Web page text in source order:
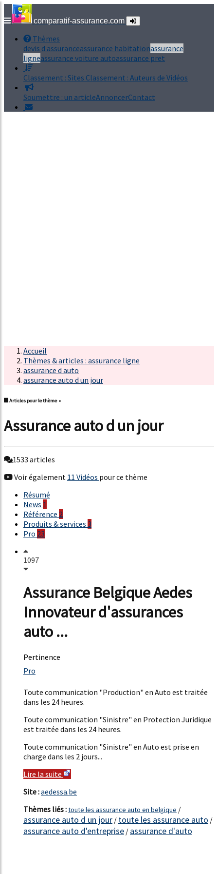
comparatif-assurance.com
Thèmes
devis d assuranceassurance habitationassurance
ligneassurance voiture autoassurance pret
Classement : Sites Classement : Auteurs de Vidéos
Soumettre : un articleAnnoncerContact
Accueil
Thèmes & articles : assurance ligne
assurance d auto
assurance auto d un jour
Articles pour le thème »
assurance auto d un jour
1533 articles
Voir également 11 Vidéos pour ce thème
Résumé
News 1
Référence 2
Produits & services 3
Pro 23
1097
Assurance Belgique Aedes
Innovateur d'assurances
auto ...
Pertinence
49%
Pro
Toute communication "Production" en Auto est traitée
dans les 24 heures.
Toute communication "Sinistre" en Protection Juridique
est traitée dans les 24 heures.
Toute communication "Sinistre" en Auto est prise en
charge dans les 2 jours...
Lire la suite
Site :aedessa.be
Thèmes liés :toute les assurance auto en belgique /
assurance auto d un jour / toute les assurance auto /
assurance auto d'entreprise / assurance d'auto